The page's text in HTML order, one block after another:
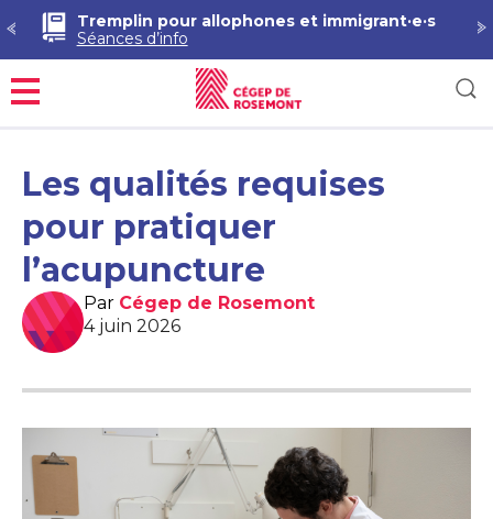
Tremplin pour allophones et immigrant·e·s
Séances d’info
Menu
Les qualités requises
pour pratiquer
l’acupuncture
Par Cégep de Rosemont
4 juin 2026